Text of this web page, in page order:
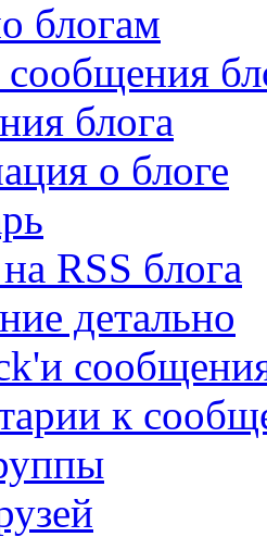
блогам
блога
о блоге
RSS блога
детально
к